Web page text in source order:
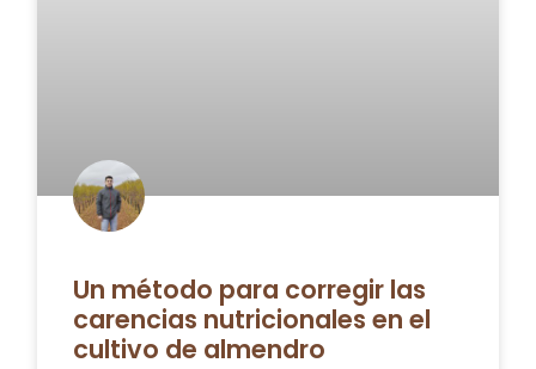
Un método para corregir las
carencias nutricionales en el
cultivo de almendro